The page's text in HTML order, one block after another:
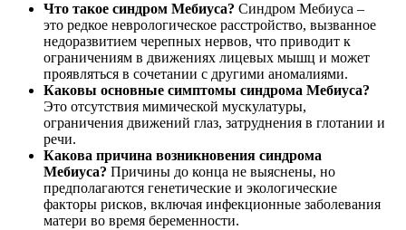
Что такое синдром Мебиуса? Синдром Мебиуса –
это редкое неврологическое расстройство, вызванное
недоразвитием черепных нервов, что приводит к
ограничениям в движениях лицевых мышц и может
проявляться в сочетании с другими аномалиями.
Каковы основные симптомы синдрома Мебиуса?
Это отсутствия мимической мускулатуры,
ограничения движений глаз, затруднения в глотании и
речи.
Какова причина возникновения синдрома
Мебиуса? Причины до конца не выяснены, но
предполагаются генетические и экологические
факторы рисков, включая инфекционные заболевания
матери во время беременности.